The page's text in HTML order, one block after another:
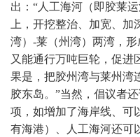
出：“人工海河（即胶莱
上，开挖整治、加宽、
湾） -莱（州湾）两湾，形
又能通行万吨巨轮，促进
果是，把胶州湾与莱州湾
胶东岛。”当然，倡议者
项，如增加了海岸线、可
有海港）、人工海河还可